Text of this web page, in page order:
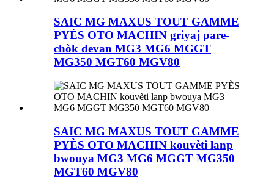
SAIC MG MAXUS TOUT GAMME
PYÈS OTO MACHIN griyaj pare-
chòk devan MG3 MG6 MGGT
MG350 MGT60 MGV80
SAIC MG MAXUS TOUT GAMME
PYÈS OTO MACHIN kouvèti lanp
bwouya MG3 MG6 MGGT MG350
MGT60 MGV80